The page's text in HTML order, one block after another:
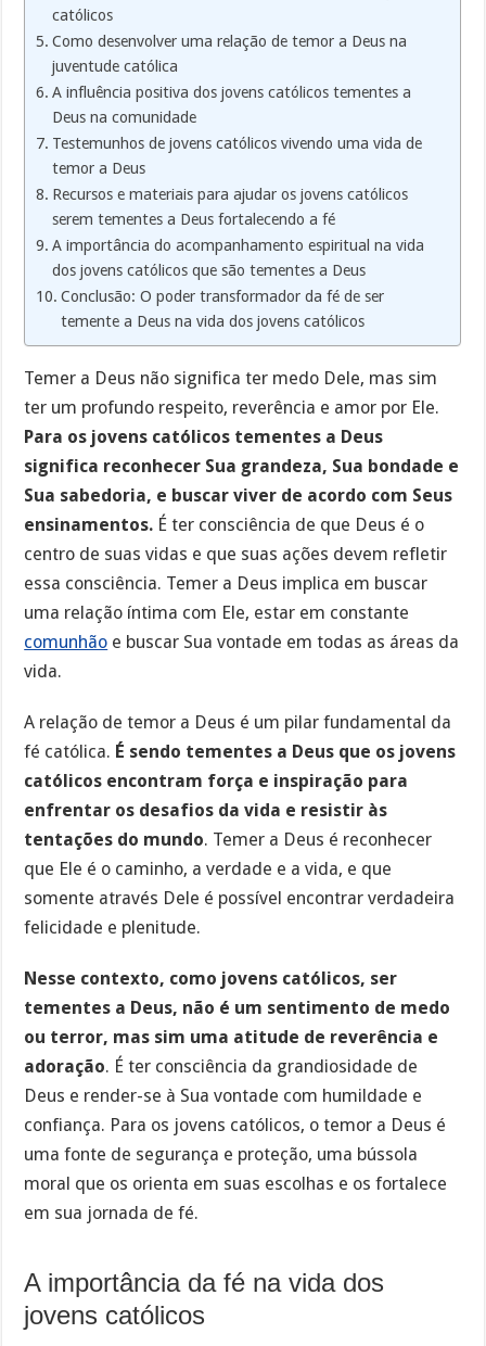
católicos
Como desenvolver uma relação de temor a Deus na
juventude católica
A influência positiva dos jovens católicos tementes a
Deus na comunidade
Testemunhos de jovens católicos vivendo uma vida de
temor a Deus
Recursos e materiais para ajudar os jovens católicos
serem tementes a Deus fortalecendo a fé
A importância do acompanhamento espiritual na vida
dos jovens católicos que são tementes a Deus
Conclusão: O poder transformador da fé de ser
temente a Deus na vida dos jovens católicos
Temer a Deus não significa ter medo Dele, mas sim
ter um profundo respeito, reverência e amor por Ele.
Para os jovens católicos tementes a Deus
significa reconhecer Sua grandeza, Sua bondade e
Sua sabedoria, e buscar viver de acordo com Seus
ensinamentos. É ter consciência de que Deus é o
centro de suas vidas e que suas ações devem refletir
essa consciência. Temer a Deus implica em buscar
uma relação íntima com Ele, estar em constante
comunhão e buscar Sua vontade em todas as áreas da
vida.
A relação de temor a Deus é um pilar fundamental da
fé católica. É sendo tementes a Deus que os jovens
católicos encontram força e inspiração para
enfrentar os desafios da vida e resistir às
tentações do mundo. Temer a Deus é reconhecer
que Ele é o caminho, a verdade e a vida, e que
somente através Dele é possível encontrar verdadeira
felicidade e plenitude.
Nesse contexto, como jovens católicos, ser
tementes a Deus, não é um sentimento de medo
ou terror, mas sim uma atitude de reverência e
adoração. É ter consciência da grandiosidade de
Deus e render-se à Sua vontade com humildade e
confiança. Para os jovens católicos, o temor a Deus é
uma fonte de segurança e proteção, uma bússola
moral que os orienta em suas escolhas e os fortalece
em sua jornada de fé.
A importância da fé na vida dos
jovens católicos